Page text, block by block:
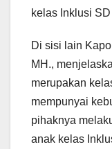
kelas Inklusi
Di sisi lain
MH.,
merupakan
mempunyai
pihaknya
anak kelas